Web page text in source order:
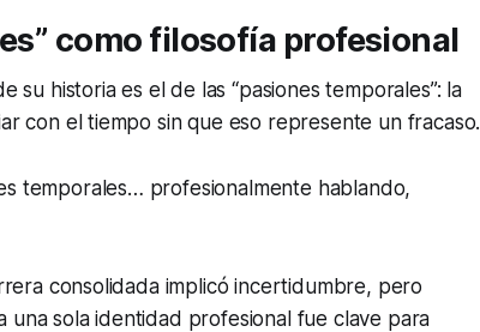
como filosofía profesional
su historia es el de las “pasiones temporales”: la
con el tiempo sin que eso represente un fracaso.
temporales… profesionalmente hablando,
consolidada implicó incertidumbre, pero
sola identidad profesional fue clave para